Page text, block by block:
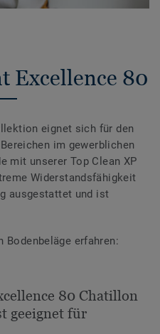
Excellence 80
eignet sich für den
im gewerblichen
mit unserer Top Clean XP
Widerstandsfähigkeit
ausgestattet und ist
Bodenbeläge erfahren:
80 Chatillon
geeignet für